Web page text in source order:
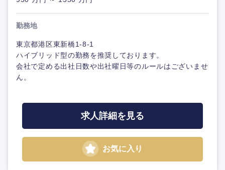
勤務地
東京都港区東新橋1-8-1
ハイブリッド型の勤務を推奨しております。
会社で定める出社日数や出社曜日等のルールはございませ
ん。
求人詳細を見る
お気に入り